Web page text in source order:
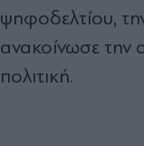
ψηφοδελτίου,
ανακοίνωσε
πολιτική.